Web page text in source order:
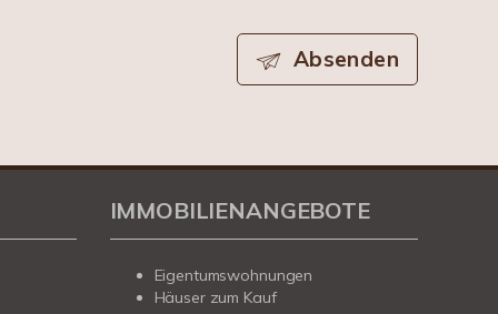
Absenden
IMMOBILIENANGEBOTE
Eigentumswohnungen
Häuser zum Kauf